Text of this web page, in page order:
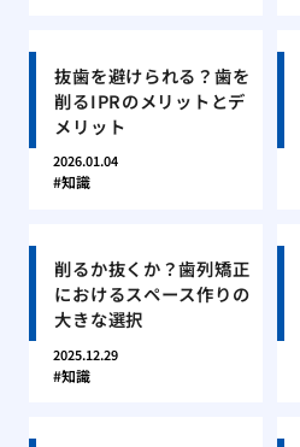
抜歯を避けられる？歯を
削るIPRのメリットとデ
メリット
2026.01.04
知識
削るか抜くか？歯列矯正
におけるスペース作りの
大きな選択
2025.12.29
知識